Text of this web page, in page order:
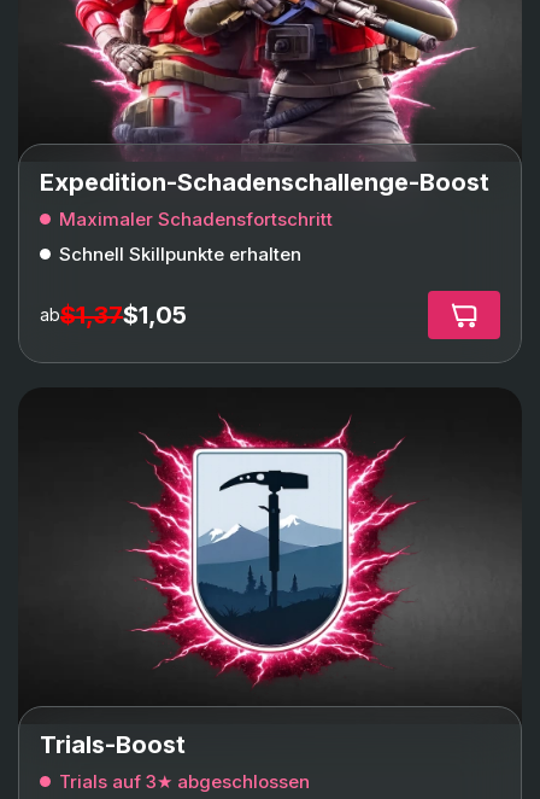
Expedition-Schadenschallenge-Boost
Maximaler Schadensfortschritt
Schnell Skillpunkte erhalten
ab$1,37$1,05
Trials-Boost
Trials auf 3★ abgeschlossen